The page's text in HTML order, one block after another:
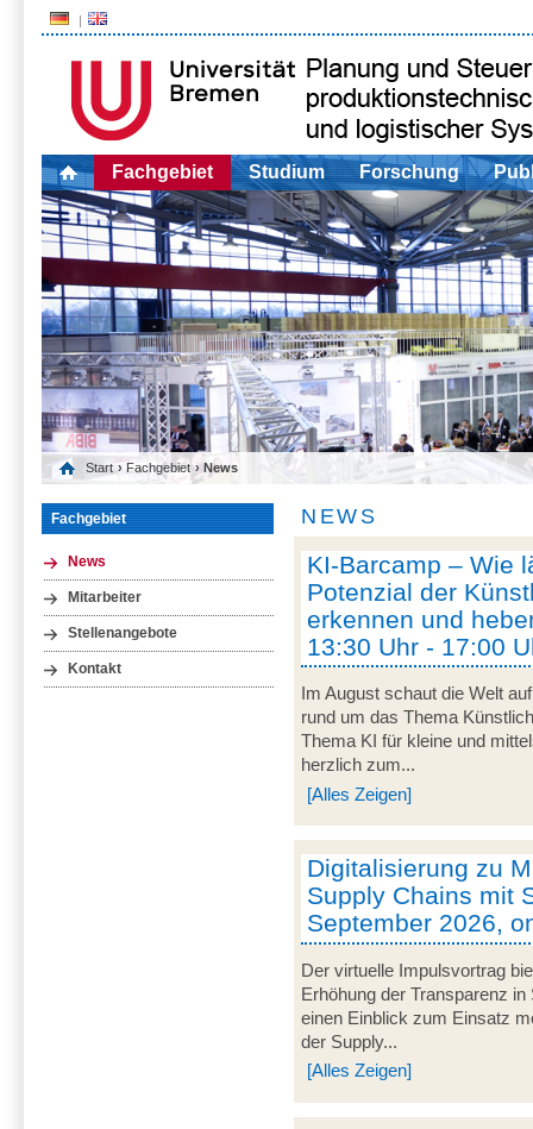
Fachgebiet Studium Forschung
Start › Fachgebiet › News
Fachgebiet
News
Mitarbeiter
Stellenangebote
Kontakt
NEWS
KI-Barcamp – Wie
Potenzial der
erkennen und
13:30 Uhr - 17:00
Im August schaut die Welt
rund um das Thema
Thema KI für kleine und
herzlich zum...
[Alles Zeigen]
Digitalisierung zu
Supply Chains mit
September 2026,
Der virtuelle Impulsvortrag
Erhöhung der Transparenz
einen Einblick zum Einsatz
der Supply...
[Alles Zeigen]